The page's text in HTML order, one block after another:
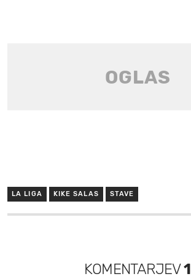
LA LIGA KIKE SALAS STAVE
KOMENTARJEV1